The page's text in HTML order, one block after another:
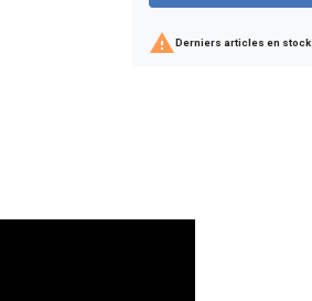
Derniers articles en stock